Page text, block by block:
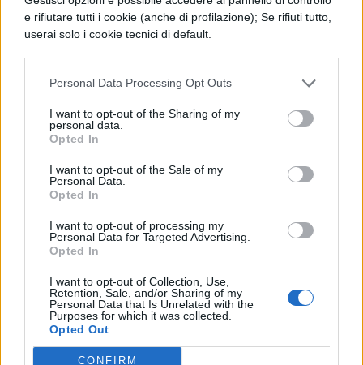
e rifiutare tutti i cookie (anche di profilazione); Se rifiuti tutto,
userai solo i cookie tecnici di default.
Personal Data Processing Opt Outs
I want to opt-out of the Sharing of my
personal data.
Opted In
I want to opt-out of the Sale of my
Personal Data.
Opted In
I want to opt-out of processing my
Personal Data for Targeted Advertising.
Opted In
I want to opt-out of Collection, Use,
Retention, Sale, and/or Sharing of my
Personal Data that Is Unrelated with the
Purposes for which it was collected.
Opted Out
CONFIRM
Dione abitava nella casa di Tito, che lo
aveva conosciuto in Alessandria. Quello
che costui e il suo insigne fratello pensino
di Marco Celio, lo sentirete da loro stessi, se
saranno introdotti come testimoni.
TI POTREBBE INTERESSARE
LETTERATURA LATINA
Pro Caelio, 40